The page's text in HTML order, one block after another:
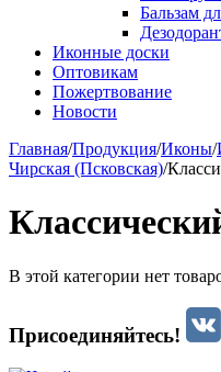
Бальзам
Иконные доски
Оптовикам
Пожертвование
Новости
Главная/Продукция/Иконы/
Чирская (Псковская)/
В этой категории нет
Присоединяйтесь!